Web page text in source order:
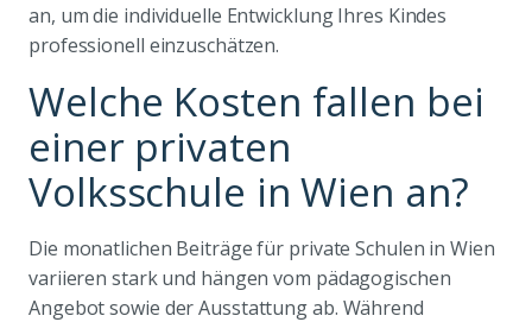
an, um die individuelle Entwicklung Ihres Kindes
professionell einzuschätzen.
Welche Kosten fallen bei
einer privaten
Volksschule in Wien an?
Die monatlichen Beiträge für private Schulen in Wien
variieren stark und hängen vom pädagogischen
Angebot sowie der Ausstattung ab. Während